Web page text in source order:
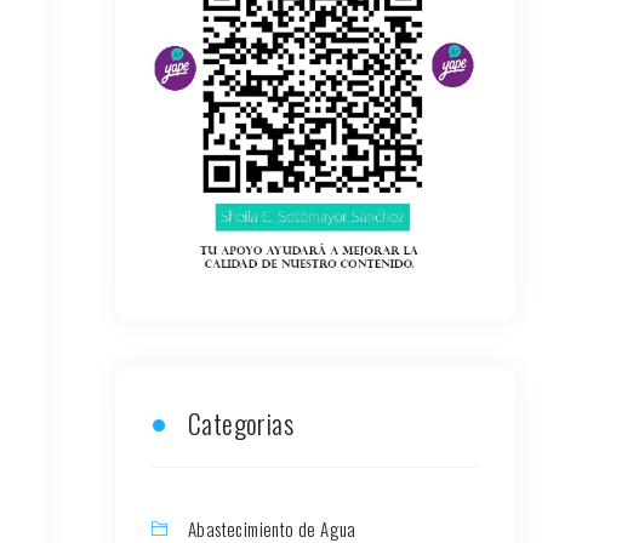
Categorias
Abastecimiento de Agua